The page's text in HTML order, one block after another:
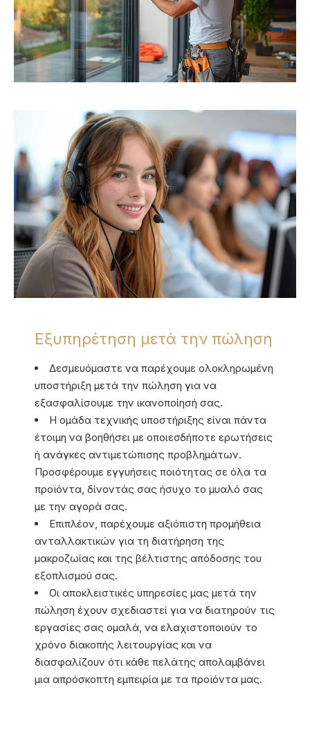
Εξυπηρέτηση μετά την πώληση
Δεσμευόμαστε να παρέχουμε ολοκληρωμένη
υποστήριξη μετά την πώληση για να
εξασφαλίσουμε την ικανοποίησή σας.
Η ομάδα τεχνικής υποστήριξης είναι πάντα
έτοιμη να βοηθήσει με οποιεσδήποτε ερωτήσεις
ή ανάγκες αντιμετώπισης προβλημάτων.
Προσφέρουμε εγγυήσεις ποιότητας σε όλα τα
προϊόντα, δίνοντάς σας ήσυχο το μυαλό σας
με την αγορά σας.
Επιπλέον, παρέχουμε αξιόπιστη προμήθεια
ανταλλακτικών για τη διατήρηση της
μακροζωίας και της βέλτιστης απόδοσης του
εξοπλισμού σας.
Οι αποκλειστικές υπηρεσίες μας μετά την
πώληση έχουν σχεδιαστεί για να διατηρούν τις
εργασίες σας ομαλά, να ελαχιστοποιούν το
χρόνο διακοπής λειτουργίας και να
διασφαλίζουν ότι κάθε πελάτης απολαμβάνει
μια απρόσκοπτη εμπειρία με τα προϊόντα μας.